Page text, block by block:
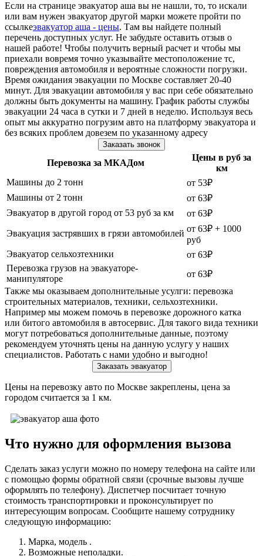
Если на странице эвакуатор аша вы не нашли, то, то искали
или вам нужен эвакуатор другой марки можете пройти по
ссылкеэвакуатор аша - цены. Там вы найдете полный
перечень доступных услуг. Не забудьте оставить отзыв о
нашей работе! Чтобы получить верный расчет и чтобы мы
приехали вовремя точно указывайте местоположение тс,
повреждения автомобиля и вероятные сложности погрузки.
Время ожидания эвакуации по Москве составляет 20-40
минут. Для эвакуации автомобиля у вас при себе обязательно
должны быть документы на машину. График работы службы
эвакуации 24 часа в сутки и 7 дней в неделю. Используя весь
опыт мы аккуратно погрузим авто на платформу эвакуатора и
без всяких проблем довезем по указанному адресу
Заказать звонок
Перевозка за МКАДом
Цены в руб за
км
Машины до 2 тонн
от 53₽
Машины от 2 тонн
от 63₽
Эвакуатор в другой город от 53 руб за км
от 63₽
Эвакуация застрявших в грязи автомобилей от 63₽ + 1000
руб
Эвакуатор сельхозтехники
от 63₽
Перевозка грузов на эвакуаторе-
манипуляторе
от 63₽
Также мы оказываем дополнительные усулги: перевозка
строительных материалов, техники, сельхозтехники.
Например мы можем помочь в перевозке дорожного катка
или битого автомобиля в автосервис. Для такого вида техники
могут потребоваться дополнительные данные, поэтому
рекомендуем уточнять цены на данную услугу у наших
специалистов. Работать с нами удобно и выгодно!
Заказать эвакуатор
Цены на перевозку авто по Москве закреплены, цена за
городом считается за 1 км.
Что нужно для оформления вызова
Сделать заказ услуги можно по номеру телефона на сайте или
с помощью формы обратной связи (срочные вызовы лучше
оформлять по телефону). Диспетчер посчитает точную
стоимость транспортировки и проконсультирует по
интересующим вопросам. Сообщите нашему сотруднику
следующую информацию:
Марка, модель .
Возможные неполадки.